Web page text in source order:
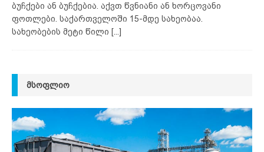
ბუჩქები ან ბუჩქებია. აქვთ წვნიანი ან ხორცოვანი
ფოთლები. საქართველოში 15-მდე სახეობაა.
სახეობების მეტი წილი [...]
ᲛᲡᲝᲤᲚᲘᲝ